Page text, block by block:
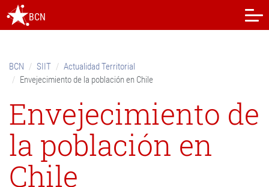
content.
navigation
BCN
BCN SIIT
Actualidad Territorial
Envejecimiento de la población en Chile
Envejecimiento de
la población en
Chile